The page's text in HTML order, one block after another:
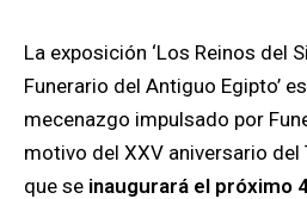
La exposición ‘Los Reinos del
Funerario del Antiguo Egipto’
mecenazgo impulsado por
motivo del XXV aniversario
que se inaugurará el próximo